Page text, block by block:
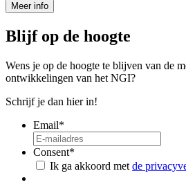
Meer info
Blijf op de hoogte
Wens je op de hoogte te blijven van de
ontwikkelingen van het NGI?
Schrijf je dan hier in!
Email*
Consent*
Ik ga akkoord met de